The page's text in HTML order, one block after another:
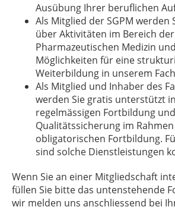
Ausübung Ihrer beruflichen
Als Mitglied der SGPM
über Aktivitäten im Bereich der
Pharmazeutischen Medizin
Möglichkeiten für eine
Weiterbildung in unserem
Als Mitglied und Inhaber des
werden Sie gratis unterstützt
regelmässigen Fortbildung und
Qualitätssicherung im
obligatorischen Fortbildung.
sind solche Dienstleistungen
Wenn Sie an einer Mitgliedschaft
füllen Sie bitte das untenstehende
wir melden uns anschliessend bei